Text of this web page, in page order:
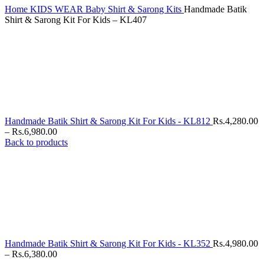
Home KIDS WEAR Baby Shirt & Sarong Kits Handmade Batik
Shirt & Sarong Kit For Kids – KL407
Handmade Batik Shirt & Sarong Kit For Kids - KL812 Rs.4,280.00
– Rs.6,980.00Price
range:
Back to products
Handmade Batik Shirt & Sarong Kit For Kids - KL352 Rs.4,980.00
– Rs.6,380.00Price